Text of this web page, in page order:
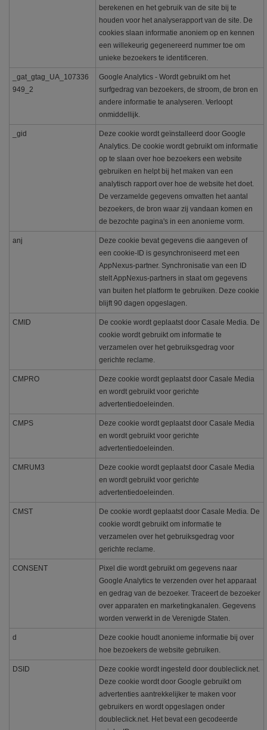
berekenen en het gebruik van de site bij te
houden voor het analyserapport van de site. De
cookies slaan informatie anoniem op en kennen
een willekeurig gegenereerd nummer toe om
unieke bezoekers te identificeren.
_gat_gtag_UA_107336
949_2
Google Analytics - Wordt gebruikt om het
surfgedrag van bezoekers, de stroom, de bron en
andere informatie te analyseren. Verloopt
onmiddellijk.
_gid
Deze cookie wordt geïnstalleerd door Google
Analytics. De cookie wordt gebruikt om informatie
op te slaan over hoe bezoekers een website
gebruiken en helpt bij het maken van een
analytisch rapport over hoe de website het doet.
De verzamelde gegevens omvatten het aantal
bezoekers, de bron waar zij vandaan komen en
de bezochte pagina's in een anonieme vorm.
anj
Deze cookie bevat gegevens die aangeven of
een cookie-ID is gesynchroniseerd met een
AppNexus-partner. Synchronisatie van een ID
stelt AppNexus-partners in staat om gegevens
van buiten het platform te gebruiken. Deze cookie
blijft 90 dagen opgeslagen.
CMID
De cookie wordt geplaatst door Casale Media. De
cookie wordt gebruikt om informatie te
verzamelen over het gebruiksgedrag voor
gerichte reclame.
CMPRO
Deze cookie wordt geplaatst door Casale Media
en wordt gebruikt voor gerichte
advertentiedoeleinden.
CMPS
Deze cookie wordt geplaatst door Casale Media
en wordt gebruikt voor gerichte
advertentiedoeleinden.
CMRUM3
Deze cookie wordt geplaatst door Casale Media
en wordt gebruikt voor gerichte
advertentiedoeleinden.
CMST
De cookie wordt geplaatst door Casale Media. De
cookie wordt gebruikt om informatie te
verzamelen over het gebruiksgedrag voor
gerichte reclame.
CONSENT
Pixel die wordt gebruikt om gegevens naar
Google Analytics te verzenden over het apparaat
en gedrag van de bezoeker. Traceert de bezoeker
over apparaten en marketingkanalen. Gegevens
worden verwerkt in de Verenigde Staten.
d
Deze cookie houdt anonieme informatie bij over
hoe bezoekers de website gebruiken.
DSID
Deze cookie wordt ingesteld door doubleclick.net.
Deze cookie wordt door Google gebruikt om
advertenties aantrekkelijker te maken voor
gebruikers en wordt opgeslagen onder
doubleclick.net. Het bevat een gecodeerde